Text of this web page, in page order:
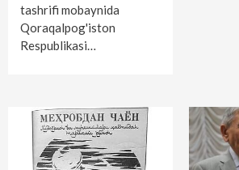
tashrifi mobaynida
Qoraqalpog'iston
Respublikasi…